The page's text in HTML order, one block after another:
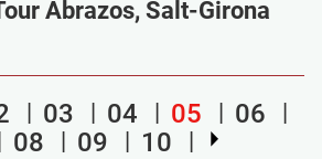
Abrazos, Salt-Girona
03 04 05
06
08 09 10